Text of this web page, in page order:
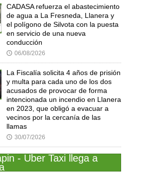
CADASA refuerza el abastecimiento
de agua a La Fresneda, Llanera y
el polígono de Silvota con la puesta
en servicio de una nueva
conducción
🕔 06/08/2026
La Fiscalía solicita 4 años de prisión
y multa para cada uno de los dos
acusados de provocar de forma
intencionada un incendio en Llanera
en 2023, que obligó a evacuar a
vecinos por la cercanía de las
llamas
🕔 30/07/2026